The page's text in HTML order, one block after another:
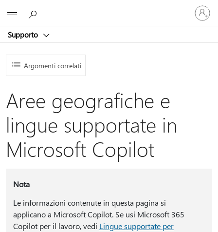
Supporto
Accedi
con
il
account
Argomenti correlati
Aree geografiche e
lingue supportate in
Microsoft Copilot
Nota
Le informazioni contenute in questa pagina si
applicano a Microsoft Copilot. Se usi Microsoft 365
Copilot per il lavoro, vedi Lingue supportate per